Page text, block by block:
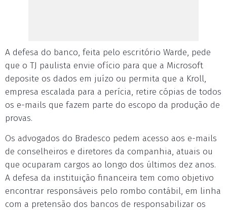
A defesa do banco, feita pelo escritório Warde, pede
que o TJ paulista envie ofício para que a Microsoft
deposite os dados em juízo ou permita que a Kroll,
empresa escalada para a perícia, retire cópias de todos
os e-mails que fazem parte do escopo da produção de
provas.
Os advogados do Bradesco pedem acesso aos e-mails
de conselheiros e diretores da companhia, atuais ou
que ocuparam cargos ao longo dos últimos dez anos.
A defesa da instituição financeira tem como objetivo
encontrar responsáveis pelo rombo contábil, em linha
com a pretensão dos bancos de responsabilizar os